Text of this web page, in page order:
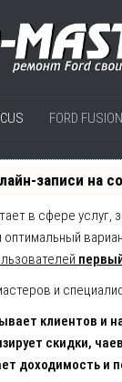
FORD FUSION
записи на
в сфере
и
клиентов и
скидки,
доходимость и